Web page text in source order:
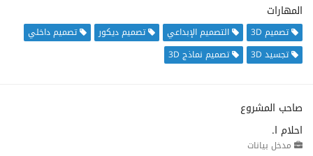
المهارات
تصميم 3D التصميم الإبداعي تصميم ديكور
تصميم داخلي
تجسيد 3D
تصميم نماذج 3D
صاحب المشروع
احلام ا.
مدخل بيانات